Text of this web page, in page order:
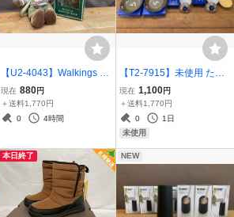
【U2-4043】Walkings ダ
ンシング テディベア 2個
セット まとめ ぬいぐるみ
現状品 東京引取可 同梱可
現在 880円
＋送料1,770円
0
4時間
【T2-7915】未使用 たち
吉 小皿 小鉢 皿 他 色々 ま
とめ セット 取皿 中皿 現
状品 東京引取可【千円市
場】
現在 1,100円
＋送料1,770円
0
1日
未使用
本日終了 NEW